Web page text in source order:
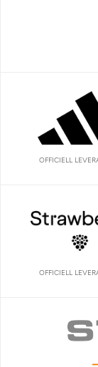
OFFICIELL
OFFICIELL